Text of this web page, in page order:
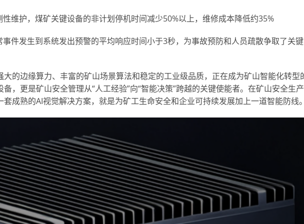
性维护，煤矿关键设备的非计划停机时间减少50%以上，维修成本降低约35%
事件发生到系统发出预警的平均响应时间小于3秒，为事故预防和人员疏散争取了关键
大的边缘算力、丰富的矿山场景算法和稳定的工业级品质，正在成为矿山智能化转型
，更是矿山安全管理从“人工经验”向“智能决策”跨越的关键使能者。在矿山安全生产
成熟的AI视觉解决方案，就是为矿工生命安全和企业可持续发展加上一道智能防线